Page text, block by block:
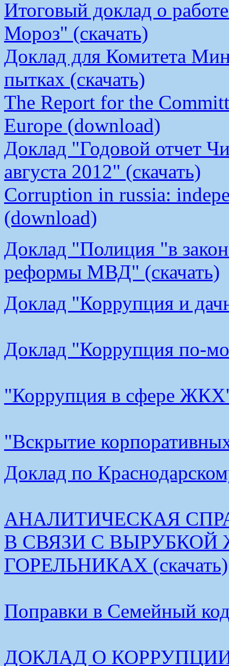
Итоговый доклад о
Мороз" (скачать)
Доклад для Комитета
пытках (скачать)
The Report for the
Europe (download)
Доклад "Годовой отчет
августа 2012" (скачать)
Corruption in russia:
(download)
Доклад "Полиция "в
реформы МВД" (скачать)
Доклад "Коррупция и
Доклад "Коррупция по-
"Коррупция в сфере ЖКХ"
"Вскрытие
Доклад по
АНАЛИТИЧЕСКАЯ
В СВЯЗИ С
ГОРЕЛЬНИКАХ (скачать)
Поправки в Семейный
ДОКЛАД О КОРРУПЦИИ